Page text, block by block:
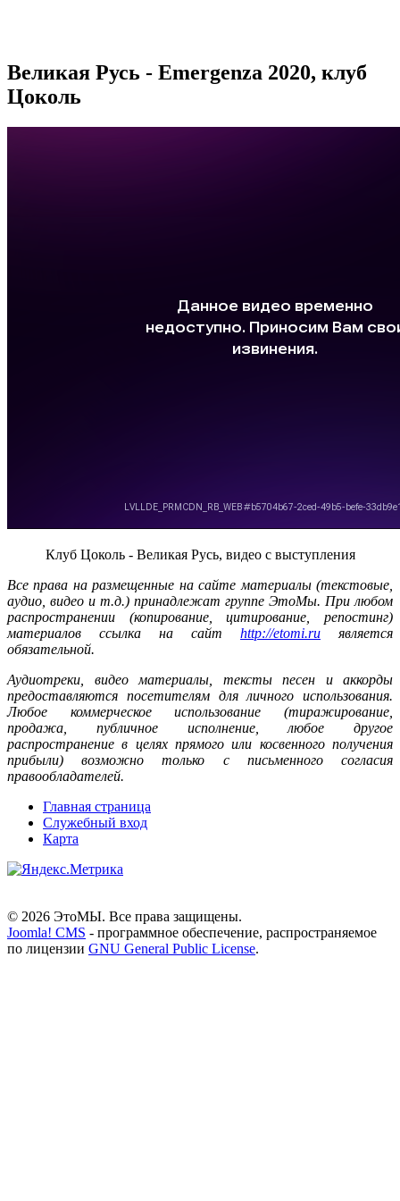
Великая Русь - Emergenza 2020, клуб
Цоколь
Клуб Цоколь - Великая Русь, видео с выступления
Все права на размещенные на сайте материалы (текстовые,
аудио, видео и т.д.) принадлежат группе ЭтоМы. При любом
распространении (копирование, цитирование, репостинг)
материалов ссылка на сайт http://etomi.ru является
обязательной.
Аудиотреки, видео материалы, тексты песен и аккорды
предоставляются посетителям для личного использования.
Любое коммерческое использование (тиражирование,
продажа, публичное исполнение, любое другое
распространение в целях прямого или косвенного получения
прибыли) возможно только с письменного согласия
правообладателей.
Главная страница
Служебный вход
Карта
© 2026 ЭтоМЫ. Все права защищены.
Joomla! CMS - программное обеспечение, распространяемое
по лицензии GNU General Public License.